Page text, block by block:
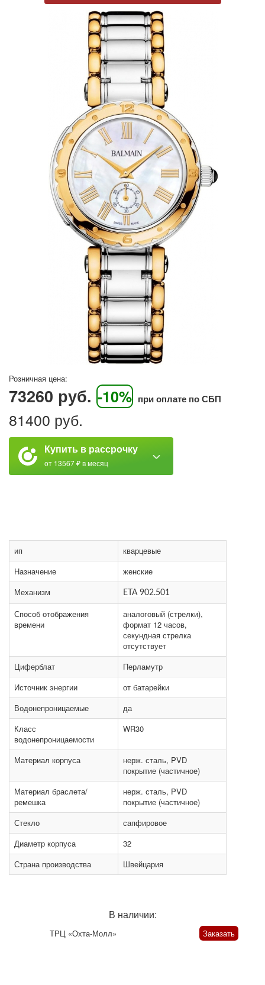
Розничная цена:
73260 руб. -10% при оплате по СБП
81400 руб.
Купить в рассрочку
от 13567 ₽ в месяц
ип
кварцевые
Назначение
женские
Механизм
ETA 902.501
Способ отображения
времени
аналоговый (стрелки),
формат 12 часов,
секундная стрелка
отсутствует
Циферблат
Перламутр
Источник энергии
от батарейки
Водонепроницаемые
да
Класс
водонепроницаемости
WR30
Материал корпуса
нерж. сталь, PVD
покрытие (частичное)
Материал браслета/
ремешка
нерж. сталь, PVD
покрытие (частичное)
Стекло
сапфировое
Диаметр корпуса
32
Страна производства
Швейцария
В наличии:
ТРЦ «Охта-Молл» Заказать